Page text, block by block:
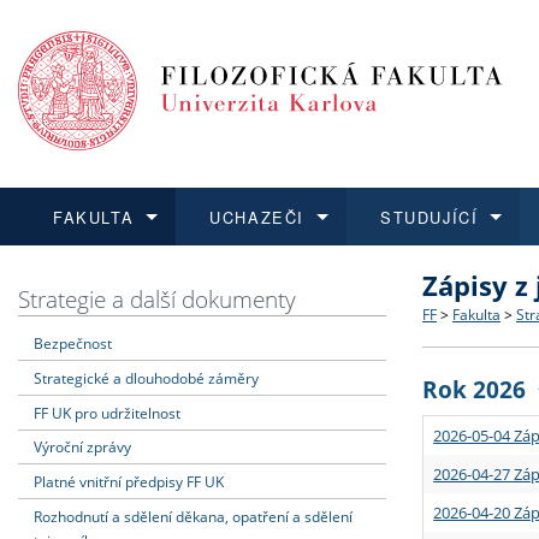
FAKULTA
Dozvědět se více
Struktura
Strategie
Podpora
UCHAZEČI
Podat přihlášku
Co
Učitelské
STUDUJÍCÍ
Dozvědět se více
Rigorózní
Dozvědět se více
O vědě a
Granty a
Dozvědět se více
Aktuální
Strategie a další dokumenty
Bezpečnost
Strategické a dlouhodobé záměry
FF UK pro udržitelnost
Výroční zprávy
Platné vnitřní předpisy FF UK
Rozhodnutí a sdělení děkana, opatření a sdělení
Zápisy
FF > Fakulta >
Rok 2026
2026-05-04
2026-04-27
2026-04-20